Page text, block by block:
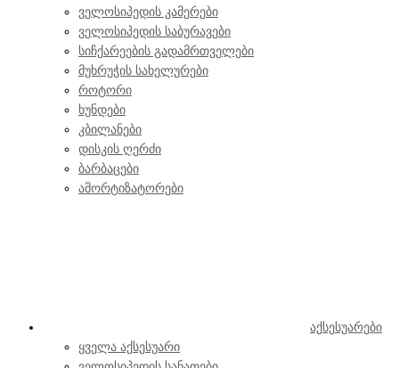
ველოსიპედის კამერები
ველოსიპედის საბურავები
სიჩქარეების გადამრთველები
მუხრუჭის სახელურები
როტორი
ხუნდები
კბილანები
დისკის ღერძი
ბარბაცები
ამორტიზატორები
აქსესუარები
ყველა აქსესუარი